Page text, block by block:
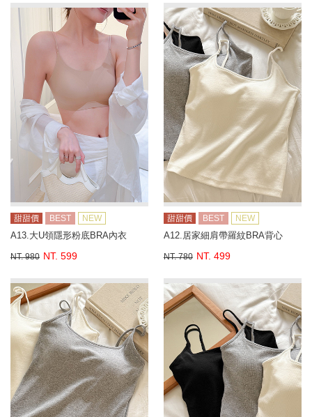
甜甜價 BEST NEW
A13.大U領隱形粉底BRA內衣
NT. 980 NT. 599
甜甜價 BEST NEW
A12.居家細肩帶羅紋BRA背心
NT. 780 NT. 499